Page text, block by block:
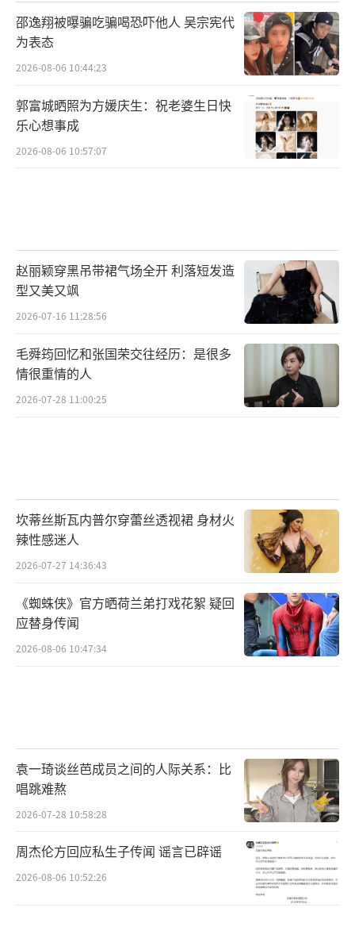
邵逸翔被曝骗吃骗喝恐吓他人 吴宗宪代
为表态
2026-08-06 10:44:23
郭富城晒照为方媛庆生：祝老婆生日快
乐心想事成
2026-08-06 10:57:07
赵丽颖穿黑吊带裙气场全开 利落短发造
型又美又飒
2026-07-16 11:28:56
毛舜筠回忆和张国荣交往经历：是很多
情很重情的人
2026-07-28 11:00:25
坎蒂丝斯瓦内普尔穿蕾丝透视裙 身材火
辣性感迷人
2026-07-27 14:36:43
《蜘蛛侠》官方晒荷兰弟打戏花絮 疑回
应替身传闻
2026-08-06 10:47:34
袁一琦谈丝芭成员之间的人际关系：比
唱跳难熬
2026-07-28 10:58:28
周杰伦方回应私生子传闻 谣言已辟谣
2026-08-06 10:52:26